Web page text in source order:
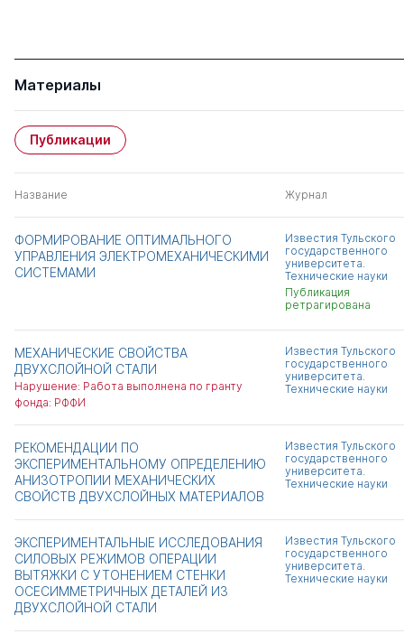
Материалы
Публикации
Название Журнал
ФОРМИРОВАНИЕ ОПТИМАЛЬНОГО
УПРАВЛЕНИЯ ЭЛЕКТРОМЕХАНИЧЕСКИМИ
СИСТЕМАМИ
Известия Тульского
государственного
университета.
Технические науки
Публикация
ретрагирована
МЕХАНИЧЕСКИЕ СВОЙСТВА
ДВУХСЛОЙНОЙ СТАЛИ
Нарушение: Работа выполнена по гранту
фонда: РФФИ
Известия Тульского
государственного
университета.
Технические науки
РЕКОМЕНДАЦИИ ПО
ЭКСПЕРИМЕНТАЛЬНОМУ ОПРЕДЕЛЕНИЮ
АНИЗОТРОПИИ МЕХАНИЧЕСКИХ
СВОЙСТВ ДВУХСЛОЙНЫХ МАТЕРИАЛОВ
Известия Тульского
государственного
университета.
Технические науки
ЭКСПЕРИМЕНТАЛЬНЫЕ ИССЛЕДОВАНИЯ
СИЛОВЫХ РЕЖИМОВ ОПЕРАЦИИ
ВЫТЯЖКИ С УТОНЕНИЕМ СТЕНКИ
ОСЕСИММЕТРИЧНЫХ ДЕТАЛЕЙ ИЗ
ДВУХСЛОЙНОЙ СТАЛИ
Известия Тульского
государственного
университета.
Технические науки